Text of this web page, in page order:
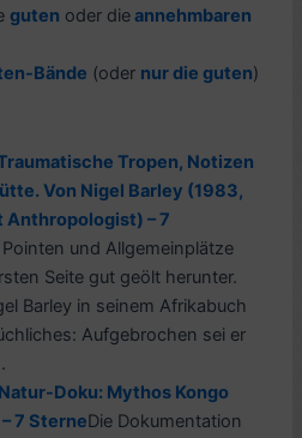
guten oder dieannehmbaren
Bände (oder nur die guten)
Tropen, Notizen
Von Nigel Barley (1983,
Anthropologist) – 7
und Allgemeinplätze
Seite gut geölt herunter.
Barley in seinem Afrikabuch
Aufgebrochen sei er
Doku: Mythos Kongo
7 SterneDie Dokumentation